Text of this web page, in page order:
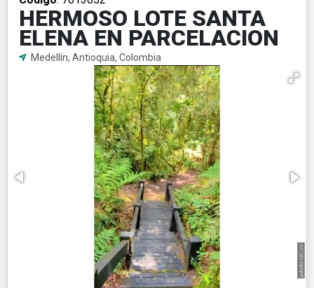
HERMOSO LOTE SANTA
ELENA EN PARCELACION
Medellín, Antioquia, Colombia